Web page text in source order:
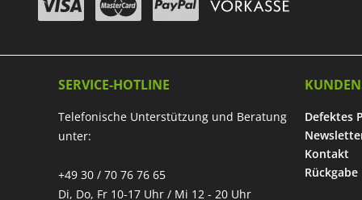
SERVICE-HOTLINE
Telefonische Unterstützung und Beratung
unter:
+49 30 / 70 76 76 65
Di, Do, Fr 10-17 Uhr / Mi 12 - 20 Uhr
Defektes
Kontakt
Rückgabe